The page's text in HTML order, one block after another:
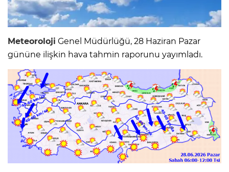
Meteoroloji Genel Müdürlüğü, 28 Haziran Pazar
gününe ilişkin hava tahmin raporunu yayımladı.